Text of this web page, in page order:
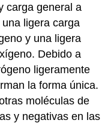
carga general a
ligera carga
y una ligera
Debido a
ligeramente
la forma única.
moléculas de
y negativas en las